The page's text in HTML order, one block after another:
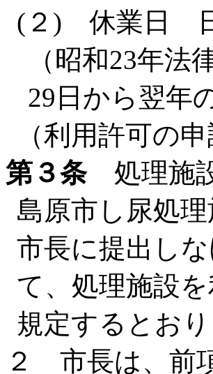
(２) 休業日 日
（昭和23年
29日から翌年
（利用許可の申
第３条処理施設
島原市し尿処
市長に提出し
て、処理施設
規定するとお
２ 市長は、前